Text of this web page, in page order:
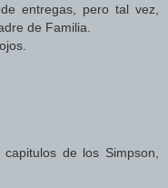
entregas, pero tal vez,
de Familia.
de los Simpson,